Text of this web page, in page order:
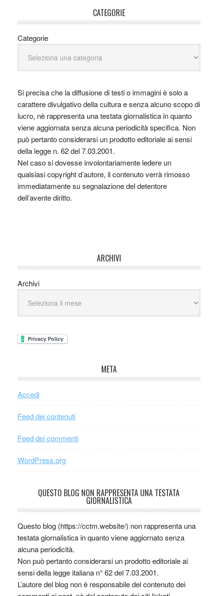
CATEGORIE
Categorie
Si precisa che la diffusione di testi o immagini è solo a
carattere divulgativo della cultura e senza alcuno scopo di
lucro, nè rappresenta una testata giornalistica in quanto
viene aggiornata senza alcuna periodicità specifica. Non
può pertanto considerarsi un prodotto editoriale ai sensi
della legge n. 62 del 7.03.2001.
Nel caso si dovesse involontariamente ledere un
qualsiasi copyright d’autore, il contenuto verrà rimosso
immediatamente su segnalazione del detentore
dell’avente diritto.
ARCHIVI
Archivi
META
Accedi
Feed dei contenuti
Feed dei commenti
WordPress.org
QUESTO BLOG NON RAPPRESENTA UNA TESTATA
GIORNALISTICA
Questo blog (https://cctm.website/) non rappresenta una
testata giornalistica in quanto viene aggiornato senza
alcuna periodicità.
Non può pertanto considerarsi un prodotto editoriale ai
sensi della legge italiana n° 62 del 7.03.2001.
L’autore del blog non è responsabile del contenuto dei